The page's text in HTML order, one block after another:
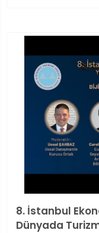
8. İstanbul
Dünyada